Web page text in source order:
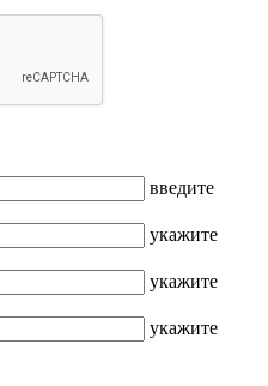
введите
укажите
укажите
укажите